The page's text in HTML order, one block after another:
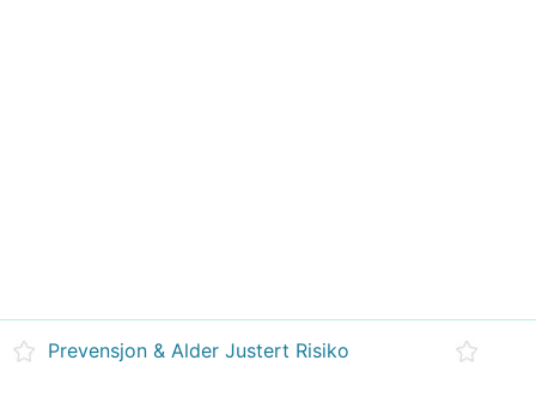
Prevensjon & Alder Justert Risiko